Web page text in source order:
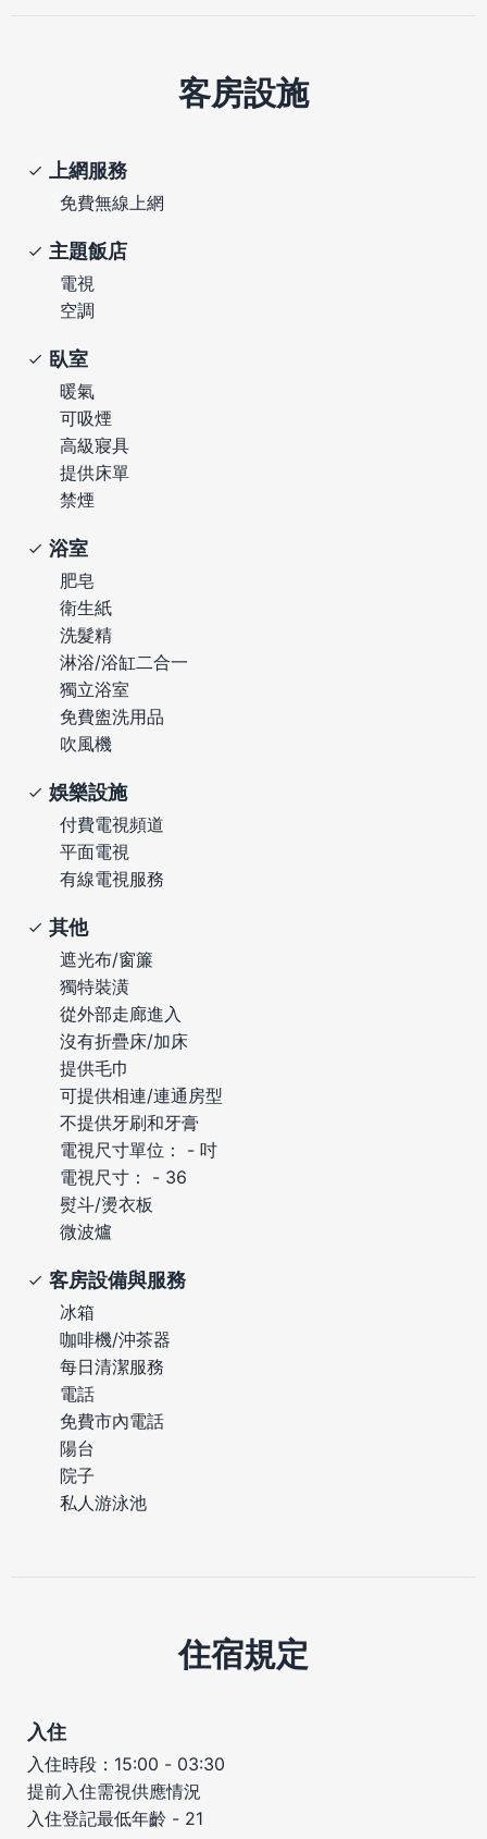
客房設施
上網服務
免費無線上網
主題飯店
電視
空調
臥室
暖氣
可吸煙
高級寢具
提供床單
禁煙
浴室
肥皂
衛生紙
洗髮精
淋浴/浴缸二合一
獨立浴室
免費盥洗用品
吹風機
娛樂設施
付費電視頻道
平面電視
有線電視服務
其他
遮光布/窗簾
獨特裝潢
從外部走廊進入
沒有折疊床/加床
提供毛巾
可提供相連/連通房型
不提供牙刷和牙膏
電視尺寸單位： - 吋
電視尺寸： - 36
熨斗/燙衣板
微波爐
客房設備與服務
冰箱
咖啡機/沖茶器
每日清潔服務
電話
免費市內電話
陽台
院子
私人游泳池
住宿規定
入住
入住時段：15:00 - 03:30
提前入住需視供應情況
入住登記最低年齡 - 21